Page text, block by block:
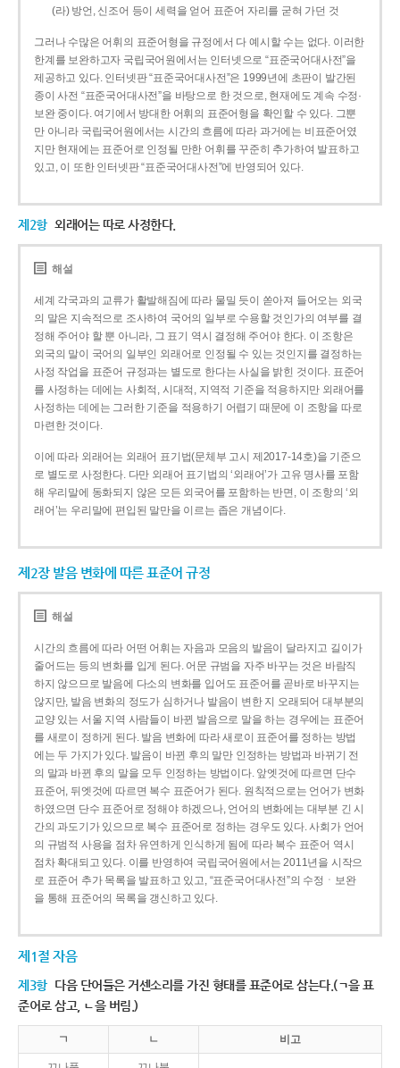
(라) 방언, 신조어 등이 세력을 얻어 표준어 자리를 굳혀 가던 것
그러나 수많은 어휘의 표준어형을 규정에서 다 예시할 수는 없다. 이러한
한계를 보완하고자 국립국어원에서는 인터넷으로 “표준국어대사전”을
제공하고 있다. 인터넷판 “표준국어대사전”은 1999년에 초판이 발간된
종이 사전 “표준국어대사전”을 바탕으로 한 것으로, 현재에도 계속 수정·
보완 중이다. 여기에서 방대한 어휘의 표준어형을 확인할 수 있다. 그뿐
만 아니라 국립국어원에서는 시간의 흐름에 따라 과거에는 비표준어였
지만 현재에는 표준어로 인정될 만한 어휘를 꾸준히 추가하여 발표하고
있고, 이 또한 인터넷판 “표준국어대사전”에 반영되어 있다.
제2항 외래어는 따로 사정한다.
해설
세계 각국과의 교류가 활발해짐에 따라 물밀 듯이 쏟아져 들어오는 외국
의 말은 지속적으로 조사하여 국어의 일부로 수용할 것인가의 여부를 결
정해 주어야 할 뿐 아니라, 그 표기 역시 결정해 주어야 한다. 이 조항은
외국의 말이 국어의 일부인 외래어로 인정될 수 있는 것인지를 결정하는
사정 작업을 표준어 규정과는 별도로 한다는 사실을 밝힌 것이다. 표준어
를 사정하는 데에는 사회적, 시대적, 지역적 기준을 적용하지만 외래어를
사정하는 데에는 그러한 기준을 적용하기 어렵기 때문에 이 조항을 따로
마련한 것이다.
이에 따라 외래어는 외래어 표기법(문체부 고시 제2017-14호)을 기준으
로 별도로 사정한다. 다만 외래어 표기법의 ‘외래어’가 고유 명사를 포함
해 우리말에 동화되지 않은 모든 외국어를 포함하는 반면, 이 조항의 ‘외
래어’는 우리말에 편입된 말만을 이르는 좁은 개념이다.
제2장 발음 변화에 따른 표준어 규정
해설
시간의 흐름에 따라 어떤 어휘는 자음과 모음의 발음이 달라지고 길이가
줄어드는 등의 변화를 입게 된다. 어문 규범을 자주 바꾸는 것은 바람직
하지 않으므로 발음에 다소의 변화를 입어도 표준어를 곧바로 바꾸지는
않지만, 발음 변화의 정도가 심하거나 발음이 변한 지 오래되어 대부분의
교양 있는 서울 지역 사람들이 바뀐 발음으로 말을 하는 경우에는 표준어
를 새로이 정하게 된다. 발음 변화에 따라 새로이 표준어를 정하는 방법
에는 두 가지가 있다. 발음이 바뀐 후의 말만 인정하는 방법과 바뀌기 전
의 말과 바뀐 후의 말을 모두 인정하는 방법이다. 앞엣것에 따르면 단수
표준어, 뒤엣것에 따르면 복수 표준어가 된다. 원칙적으로는 언어가 변화
하였으면 단수 표준어로 정해야 하겠으나, 언어의 변화에는 대부분 긴 시
간의 과도기가 있으므로 복수 표준어로 정하는 경우도 있다. 사회가 언어
의 규범적 사용을 점차 유연하게 인식하게 됨에 따라 복수 표준어 역시
점차 확대되고 있다. 이를 반영하여 국립국어원에서는 2011년을 시작으
로 표준어 추가 목록을 발표하고 있고, “표준국어대사전”의 수정ㆍ보완
을 통해 표준어의 목록을 갱신하고 있다.
제1절 자음
제3항 다음 단어들은 거센소리를 가진 형태를 표준어로 삼는다.(ㄱ을 표
준어로 삼고, ㄴ을 버림.)
ㄱ ㄴ 비고